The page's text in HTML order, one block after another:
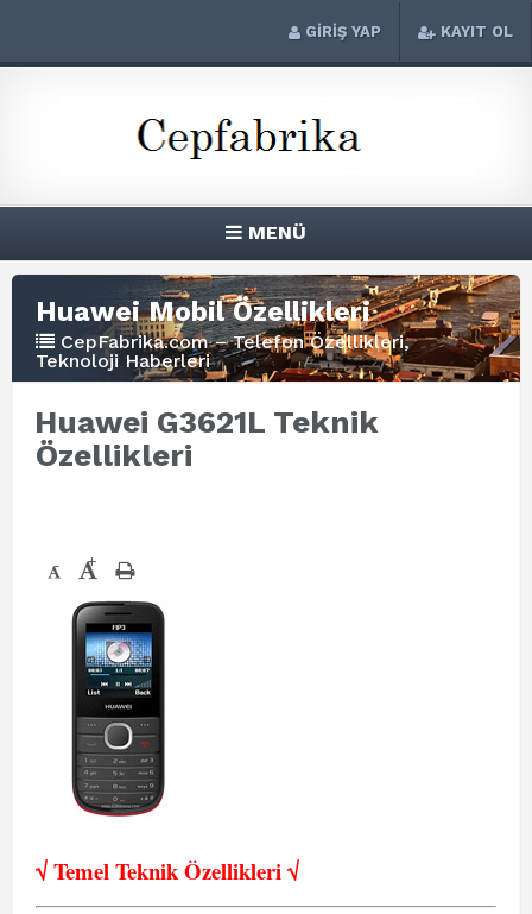
GİRİŞ YAP KAYIT OL
MENÜ
Huawei Mobil Özellikleri
CepFabrika.com – Telefon Özellikleri,
Teknoloji Haberleri
Huawei G3621L Teknik
Özellikleri
- +
√ Temel Teknik Özellikleri √